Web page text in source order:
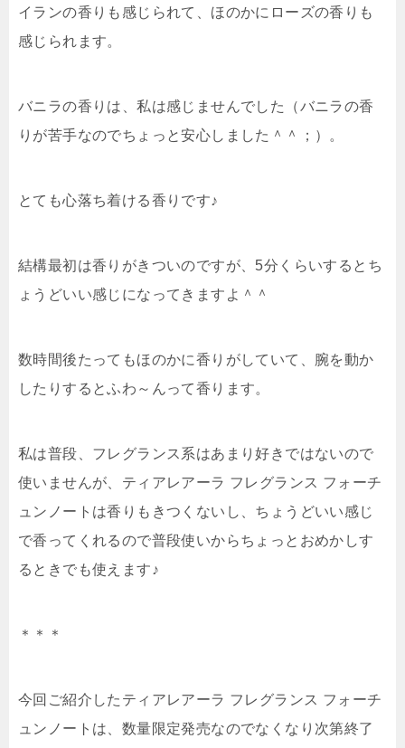
イランの香りも感じられて、ほのかにローズの香りも
感じられます。
バニラの香りは、私は感じませんでした（バニラの香
りが苦手なのでちょっと安心しました＾＾；）。
とても心落ち着ける香りです♪
結構最初は香りがきついのですが、5分くらいするとち
ょうどいい感じになってきますよ＾＾
数時間後たってもほのかに香りがしていて、腕を動か
したりするとふわ～んって香ります。
私は普段、フレグランス系はあまり好きではないので
使いませんが、ティアレアーラ フレグランス フォーチ
ュンノートは香りもきつくないし、ちょうどいい感じ
で香ってくれるので普段使いからちょっとおめかしす
るときでも使えます♪
＊＊＊
今回ご紹介したティアレアーラ フレグランス フォーチ
ュンノートは、数量限定発売なのでなくなり次第終了